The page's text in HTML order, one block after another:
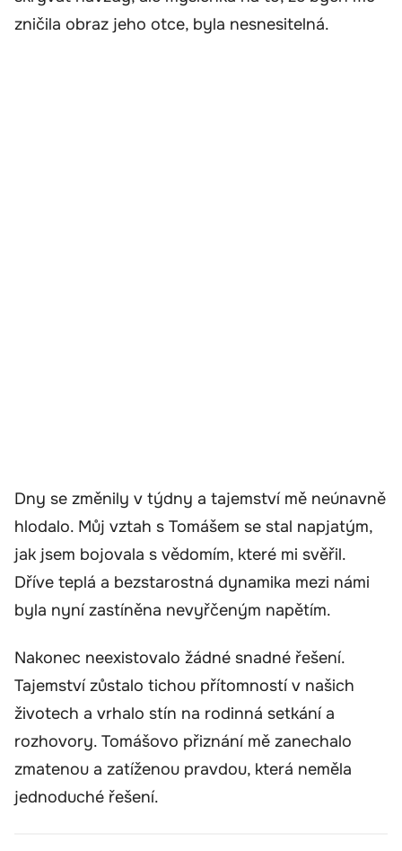
zničila obraz jeho otce, byla nesnesitelná.
Dny se změnily v týdny a tajemství mě neúnavně
hlodalo. Můj vztah s Tomášem se stal napjatým,
jak jsem bojovala s vědomím, které mi svěřil.
Dříve teplá a bezstarostná dynamika mezi námi
byla nyní zastíněna nevyřčeným napětím.
Nakonec neexistovalo žádné snadné řešení.
Tajemství zůstalo tichou přítomností v našich
životech a vrhalo stín na rodinná setkání a
rozhovory. Tomášovo přiznání mě zanechalo
zmatenou a zatíženou pravdou, která neměla
jednoduché řešení.